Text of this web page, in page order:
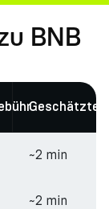
BNB
Geschätzte
~2 min
~2 min